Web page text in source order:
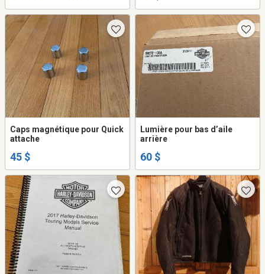
Caps magnétique pour Quick
attache
45 $
Lumière pour bas d’aile
arrière
60 $